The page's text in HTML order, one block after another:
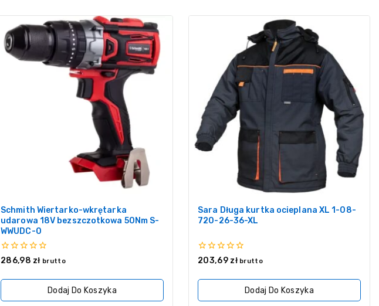
Schmith Wiertarko-wkrętarka
udarowa 18V bezszczotkowa 50Nm S-
WWUDC-0
0
286,98 zł brutto
Dodaj Do Koszyka
Sara Długa kurtka ocieplana XL 1-08-
720-26-36-XL
0
203,69 zł brutto
Dodaj Do Koszyka